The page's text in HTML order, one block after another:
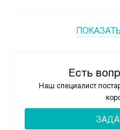
Есть
Наш специалист